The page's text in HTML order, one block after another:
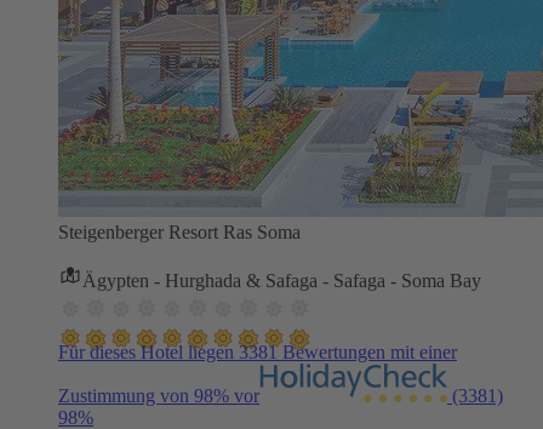
Steigenberger Resort Ras Soma
Ägypten - Hurghada & Safaga - Safaga - Soma Bay
Für dieses Hotel liegen 3381 Bewertungen mit einer
Zustimmung von 98% vor
(3381)
98%